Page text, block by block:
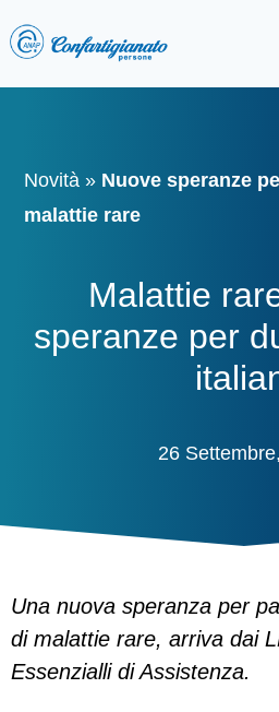
Novità » Nuove speranze
malattie rare
Malattie
speranze per
26
Una nuova speranza per
di malattie rare, arriva dai
Essenzialli di Assistenza.